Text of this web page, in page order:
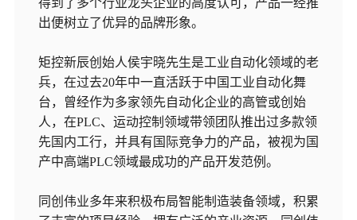
得到了多个行业龙头企业的高度认可，产品一经推
出便树立了优异的品牌形象。
矩控新辰创始人侯宇晓先生是工业自动化领域的老
兵，在过去20年中一直活跃于中国工业自动化舞
台，曾经作为多家领先自动化企业的高管或创始
人，在PLC、运动控制领域带领团队推出过多款领
先国内工行，并具有国际竞争力的产品，被视为国
产中高端PLC领域最成功的产品开发范例。
同创伟业多年来积极布局智能制造装备领域，积累